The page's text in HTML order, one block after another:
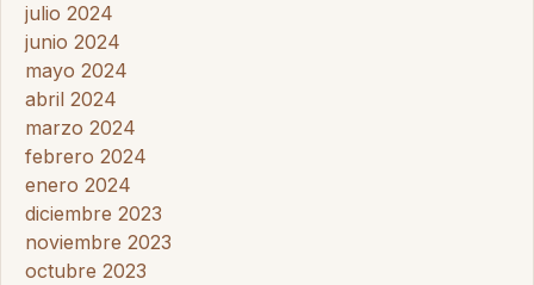
julio 2024
junio 2024
mayo 2024
abril 2024
marzo 2024
febrero 2024
enero 2024
diciembre 2023
noviembre 2023
octubre 2023